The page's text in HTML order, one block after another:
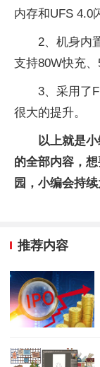
内存和UFS 4.0
2、机身内
支持80W快充、
3、采用了
很大的提升。
以上就是
的全部内容，
园，小编会持
推荐内容